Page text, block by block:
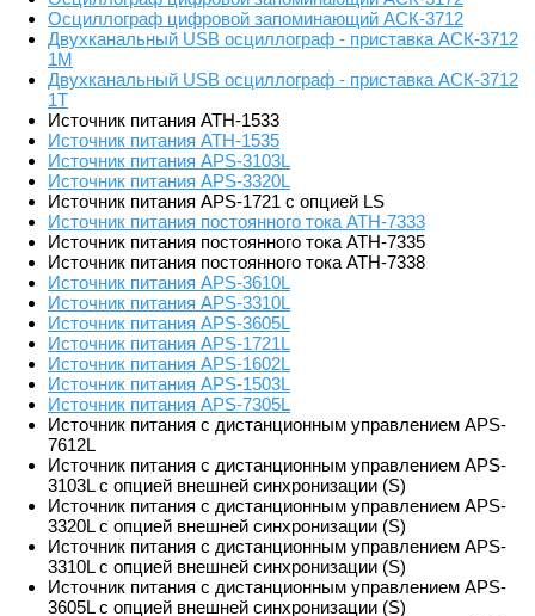
Осциллограф цифровой запоминающий АСК-3712
Двухканальный USB осциллограф - приставка АСК-3712
1М
Двухканальный USB осциллограф - приставка АСК-3712
1Т
Источник питания АТН-1533
Источник питания АТН-1535
Источник питания APS-3103L
Источник питания APS-3320L
Источник питания APS-1721 с опцией LS
Источник питания постоянного тока АТН-7333
Источник питания постоянного тока АТН-7335
Источник питания постоянного тока АТН-7338
Источник питания APS-3610L
Источник питания APS-3310L
Источник питания APS-3605L
Источник питания APS-1721L
Источник питания APS-1602L
Источник питания APS-1503L
Источник питания APS-7305L
Источник питания с дистанционным управлением APS-
7612L
Источник питания с дистанционным управлением APS-
3103L с опцией внешней синхронизации (S)
Источник питания с дистанционным управлением APS-
3320L с опцией внешней синхронизации (S)
Источник питания с дистанционным управлением APS-
3310L с опцией внешней синхронизации (S)
Источник питания с дистанционным управлением APS-
3605L с опцией внешней синхронизации (S)